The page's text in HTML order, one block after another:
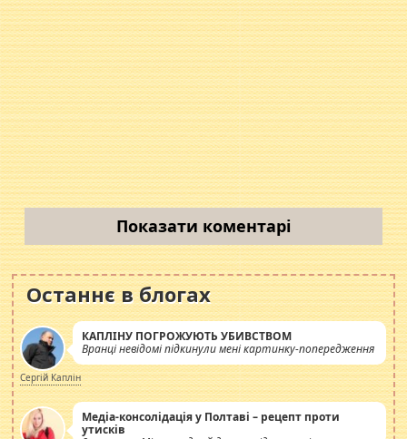
Показати коментарі
Останнє в блогах
КАПЛІНУ ПОГРОЖУЮТЬ УБИВСТВОМ
Вранці невідомі підкинули мені картинку-попередження
Сергій Каплін
Медіа-консолідація у Полтаві – рецепт проти
утисків